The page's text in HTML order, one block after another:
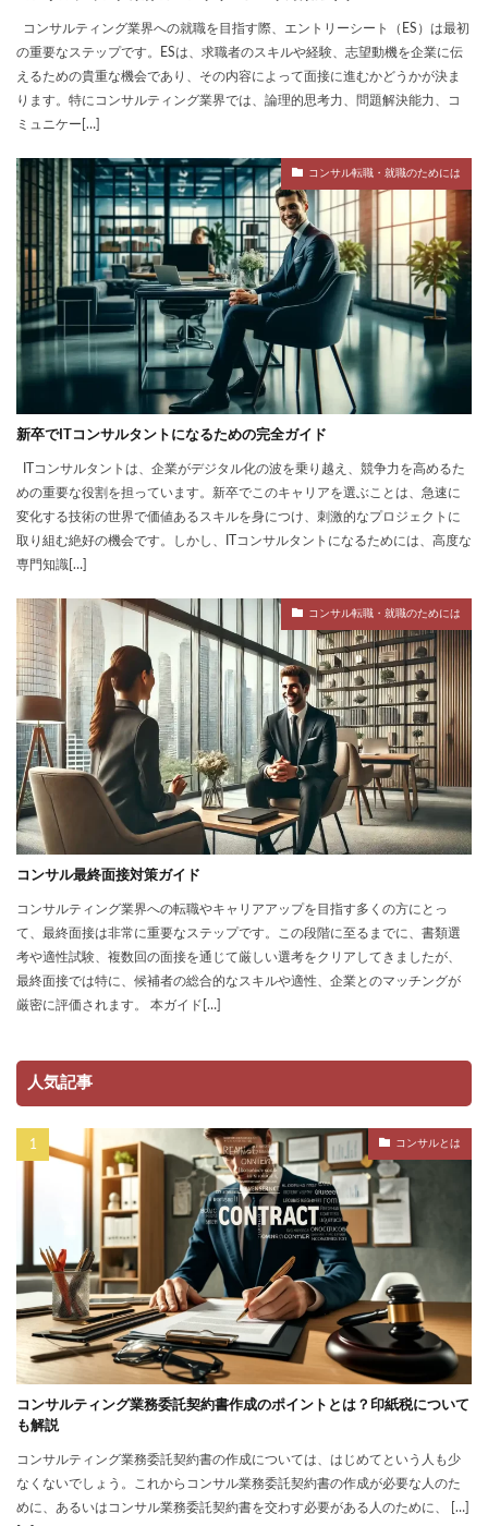
コンサルティング業界への就職を目指す際、エントリーシート（ES）は最初
の重要なステップです。ESは、求職者のスキルや経験、志望動機を企業に伝
えるための貴重な機会であり、その内容によって面接に進むかどうかが決ま
ります。特にコンサルティング業界では、論理的思考力、問題解決能力、コ
ミュニケー[…]
コンサル転職・就職のためには
新卒でITコンサルタントになるための完全ガイド
ITコンサルタントは、企業がデジタル化の波を乗り越え、競争力を高めるた
めの重要な役割を担っています。新卒でこのキャリアを選ぶことは、急速に
変化する技術の世界で価値あるスキルを身につけ、刺激的なプロジェクトに
取り組む絶好の機会です。しかし、ITコンサルタントになるためには、高度な
専門知識[…]
コンサル転職・就職のためには
コンサル最終面接対策ガイド
コンサルティング業界への転職やキャリアアップを目指す多くの方にとっ
て、最終面接は非常に重要なステップです。この段階に至るまでに、書類選
考や適性試験、複数回の面接を通じて厳しい選考をクリアしてきましたが、
最終面接では特に、候補者の総合的なスキルや適性、企業とのマッチングが
厳密に評価されます。 本ガイド[…]
人気記事
コンサルとは
コンサルティング業務委託契約書作成のポイントとは？印紙税について
も解説
コンサルティング業務委託契約書の作成については、はじめてという人も少
なくないでしょう。これからコンサル業務委託契約書の作成が必要な人のた
めに、あるいはコンサル業務委託契約書を交わす必要がある人のために、 […]